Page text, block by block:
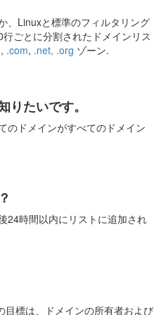
、Linuxと標準のフィルタリング
ごとに分割されたドメインリス
, .com, .net, .org ゾーン.
たいです。
のドメインがすべてのドメイン
24時間以内にリストに追加され
標は、ドメインの所有者および